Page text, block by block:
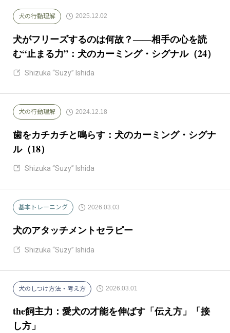
犬の行動理解 2025.12.02
犬がフリーズするのは何故？――相手の心を読
む“止まる力”：犬のカーミング・シグナル（24）
Shizuka “Suzy” Ishida
犬の行動理解 2024.12.18
歯をカチカチと鳴らす：犬のカーミング・シグナ
ル（18）
Shizuka “Suzy” Ishida
基本トレーニング 2026.03.03
犬のアタッチメントセラピー
Shizuka “Suzy” Ishida
犬のしつけ方法・考え方 2026.03.01
the飼主力：愛犬の才能を伸ばす「伝え方」「接
し方」